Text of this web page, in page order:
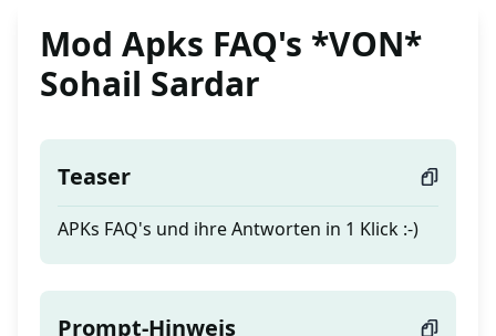
Mod Apks FAQ's *VON*
Sohail Sardar
Teaser
APKs FAQ's und ihre Antworten in 1 Klick :-)
Prompt-Hinweis